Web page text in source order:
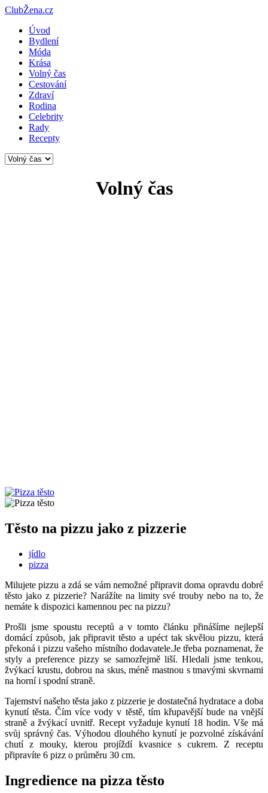
ClubŽena.cz
Úvod
Bydlení
Móda
Krása
Volný čas
Cestování
Zdraví
Rodina
Celebrity
Rady
Recepty
Volný čas
Těsto na pizzu jako z pizzerie
jídlo
pizza
Milujete pizzu a zdá se vám nemožné připravit doma opravdu dobré
těsto jako z pizzerie? Narážíte na limity své trouby nebo na to, že
nemáte k dispozici kamennou pec na pizzu?
Prošli jsme spoustu receptů a v tomto článku přinášíme nejlepší
domácí způsob, jak připravit těsto a upéct tak skvělou pizzu, která
překoná i pizzu vašeho místního dodavatele.Je třeba poznamenat, že
styly a preference pizzy se samozřejmě liší. Hledali jsme tenkou,
žvýkací krustu, dobrou na skus, méně mastnou s tmavými skvrnami
na horní i spodní straně.
Tajemství našeho těsta jako z pizzerie je dostatečná hydratace a doba
kynutí těsta. Čím více vody v těstě, tím křupavější bude na vnější
straně a žvýkací uvnitř. Recept vyžaduje kynutí 18 hodin. Vše má
svůj správný čas. Výhodou dlouhého kynutí je pozvolné získávání
chutí z mouky, kterou projíždí kvasnice s cukrem. Z receptu
připravíte 6 pizz o průměru 30 cm.
Ingredience na pizza těsto